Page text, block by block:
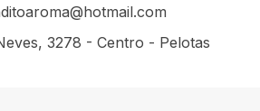
3278 - Centro - Pelotas